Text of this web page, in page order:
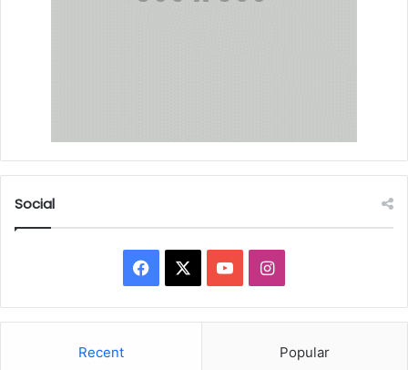
Social
Facebook YouTubeInstagram
Recent Popular